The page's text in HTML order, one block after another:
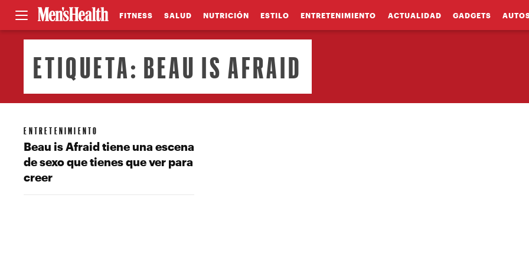
FITNESS SALUD NUTRICIÓN ESTILO ENTRETENIMIENTO ACTUALIDAD GADGETS
ETIQUETA: BEAU IS AFRAID
ENTRETENIMIENTO
Beau is Afraid tiene una escena
de sexo que tienes que ver para
creer